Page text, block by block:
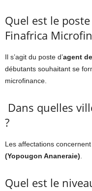
Quel est le
Finafrica
Il s’agit du poste d’agent
débutants souhaitant se
microfinance.
Dans quelles
?
Les affectations concernent
(Yopougon Ananeraie).
Quel est le